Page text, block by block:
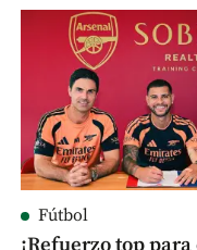
Fútbol